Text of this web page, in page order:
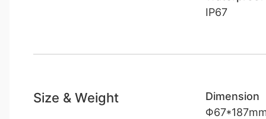
IP67
Size & Weight
Dimension